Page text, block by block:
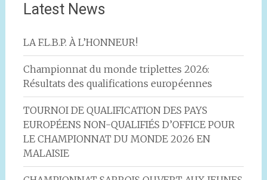
Latest News
LA F.L.B.P. À L’HONNEUR!
Championnat du monde triplettes 2026:
Résultats des qualifications européennes
TOURNOI DE QUALIFICATION DES PAYS
EUROPÉENS NON-QUALIFIÉS D’OFFICE POUR
LE CHAMPIONNAT DU MONDE 2026 EN
MALAISIE